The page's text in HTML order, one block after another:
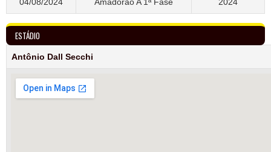
04/08/2024 Amadorão A 1ª Fase 2024
ESTÁDIO
Antônio Dall Secchi